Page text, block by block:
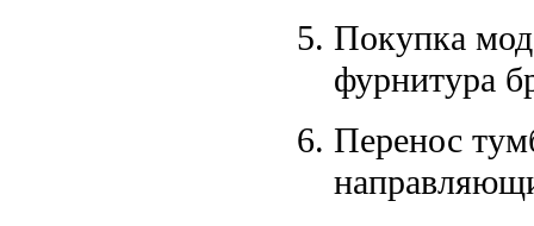
Покупка
фурнитура
Перенос